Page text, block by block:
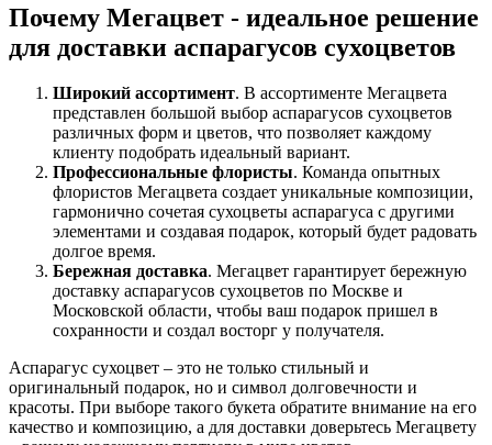
Почему Мегацвет - идеальное решение
для доставки аспарагусов сухоцветов
Широкий ассортимент. В ассортименте Мегацвета
представлен большой выбор аспарагусов сухоцветов
различных форм и цветов, что позволяет каждому
клиенту подобрать идеальный вариант.
Профессиональные флористы. Команда опытных
флористов Мегацвета создает уникальные композиции,
гармонично сочетая сухоцветы аспарагуса с другими
элементами и создавая подарок, который будет радовать
долгое время.
Бережная доставка. Мегацвет гарантирует бережную
доставку аспарагусов сухоцветов по Москве и
Московской области, чтобы ваш подарок пришел в
сохранности и создал восторг у получателя.
Аспарагус сухоцвет – это не только стильный и
оригинальный подарок, но и символ долговечности и
красоты. При выборе такого букета обратите внимание на его
качество и композицию, а для доставки доверьтесь Мегацвету